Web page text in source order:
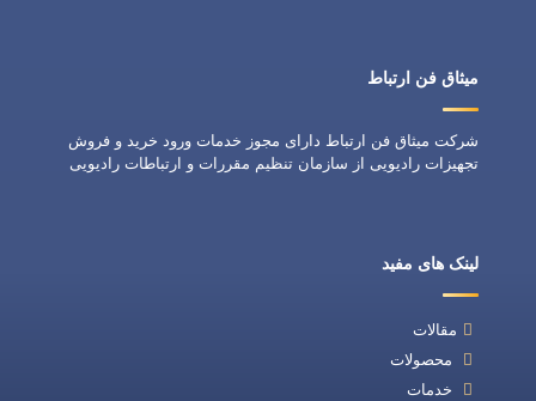
میثاق فن ارتباط
شرکت میثاق فن ارتباط دارای مجوز خدمات ورود خرید و فروش
تجهیزات رادیویی از سازمان تنظیم مقررات و ارتباطات رادیویی
لینک های مفید
مقالات
محصولات
خدمات